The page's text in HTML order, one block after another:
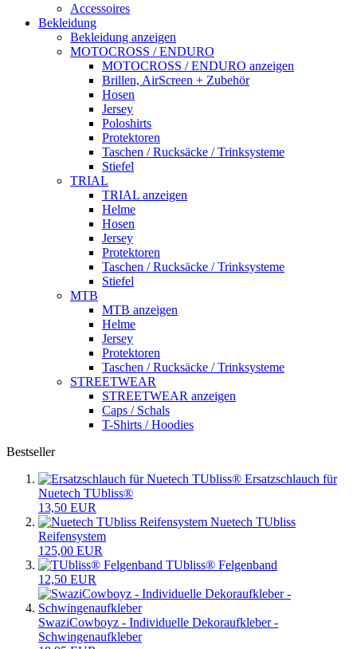
Accessoires
Bekleidung
Bekleidung anzeigen
MOTOCROSS / ENDURO
MOTOCROSS / ENDURO anzeigen
Brillen, AirScreen + Zubehör
Hosen
Jersey
Poloshirts
Protektoren
Taschen / Rucksäcke / Trinksysteme
Stiefel
TRIAL
TRIAL anzeigen
Helme
Hosen
Jersey
Protektoren
Taschen / Rucksäcke / Trinksysteme
Stiefel
MTB
MTB anzeigen
Helme
Jersey
Protektoren
Taschen / Rucksäcke / Trinksysteme
STREETWEAR
STREETWEAR anzeigen
Caps / Schals
T-Shirts / Hoodies
Bestseller
Ersatzschlauch für
Nuetech TUbliss®
13,50 EUR
Nuetech TUbliss
Reifensystem
125,00 EUR
TUbliss® Felgenband
12,50 EUR
SwaziCowboyz - Individuelle Dekoraufkleber -
Schwingenaufkleber